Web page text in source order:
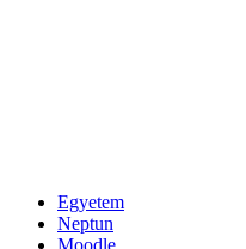
Egyetem
Neptun
Moodle